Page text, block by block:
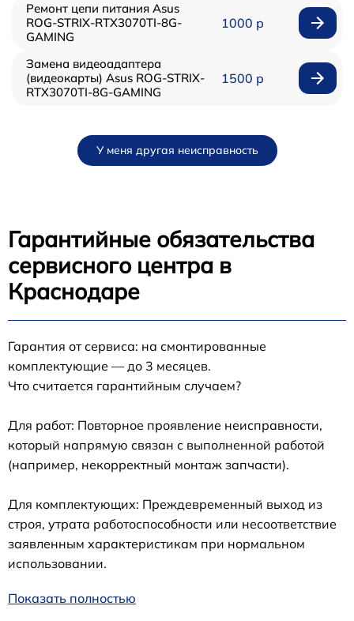
Ремонт цепи питания Asus
ROG-STRIX-RTX3070TI-8G-
GAMING
1000 р
Замена видеоадаптера
(видеокарты) Asus ROG-STRIX-
RTX3070TI-8G-GAMING
1500 р
У меня другая неисправность
Гарантийные обязательства
сервисного центра в
Краснодаре
Гарантия от сервиса: на смонтированные
комплектующие — до 3 месяцев.
Что считается гарантийным случаем?
Для работ: Повторное проявление неисправности,
который напрямую связан с выполненной работой
(например, некорректный монтаж запчасти).
Для комплектующих: Преждевременный выход из
строя, утрата работоспособности или несоответствие
заявленным характеристикам при нормальном
использовании.
Показать полностью